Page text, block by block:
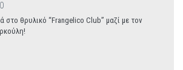
στο θρυλικό “Frangelico Club” μαζί με τον